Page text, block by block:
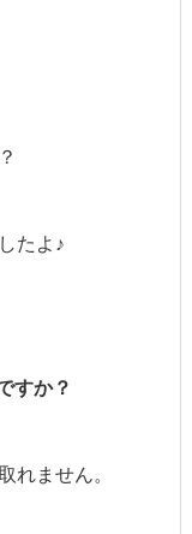
たよ♪
すか？
れません。